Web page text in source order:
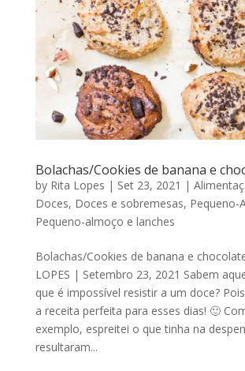
Bolachas/Cookies de banana e
by Rita Lopes | Set 23, 2021 |
Doces, Doces e sobremesas, Pequeno-
Pequeno-almoço e lanches
Bolachas/Cookies de banana e
LOPES | Setembro 23, 2021 Sabem
que é impossível resistir a um doce?
a receita perfeita para esses dias! 🙂
exemplo, espreitei o que tinha na
resultaram...